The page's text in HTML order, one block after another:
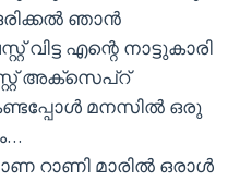
ഞാൻ
എന്റെ നാട്ടുകാരി
അക്‌സെപ്റ്
മനസിൽ ഒരു
റാണി മാരിൽ ഒരാൾ